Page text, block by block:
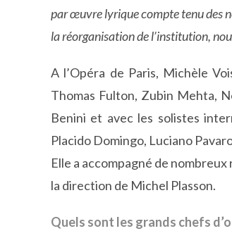
par œuvre lyrique compte tenu des
la réorganisation de l’institution,
A l’Opéra de Paris, Michèle
Thomas Fulton, Zubin Mehta,
Benini et avec les solistes
Placido Domingo, Luciano
Elle a accompagné de
la direction de Michel Plasson.
Quels sont les grands chefs